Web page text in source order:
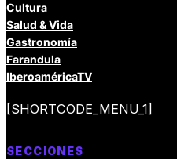
Cultura
Salud & Vida
Gastronomía
Farandula
IberoaméricaTV
[SHORTCODE_MENU_1]
SECCIONES